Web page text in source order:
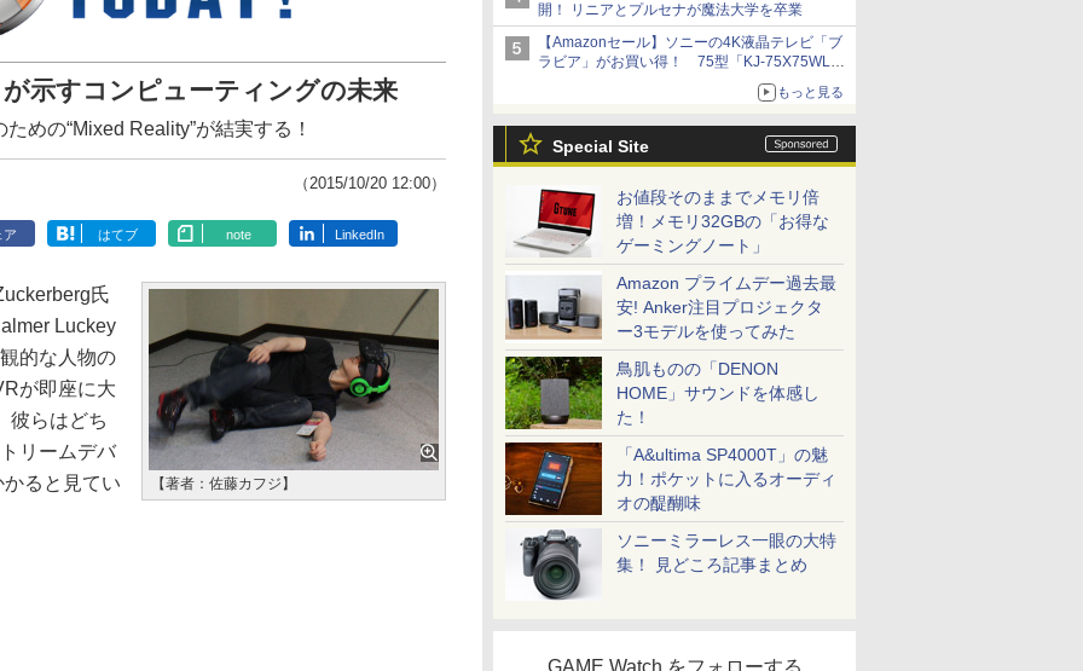
開！ リニアとプルセナが魔法大学を卒業
【Amazonセール】ソニーの4K液晶テレビ「ブ
ラビア」がお買い得！ 75型「KJ-75X75WL」
もっと見る
Special Site
お値段そのままでメモリ倍
増！メモリ32GBの「お得な
ゲーミングノート」
Amazon プライムデー過去最
安! Anker注目プロジェクタ
ー3モデルを使ってみた
鳥肌ものの「DENON
HOME」サウンドを体感し
た！
「A&ultima SP4000T」の魅
力！ポケットに入るオーディ
オの醍醐味
ソニーミラーレス一眼の大特
集！ 見どころ記事まとめ
GAME Watch をフォローする
示すコンピューティングの未来
めの“Mixed Reality”が結実する！
（2015/10/20 12:00）
ア はてブ note LinkedIn
【著者：佐藤カフジ】
氏
Luckey
的な人物の
が即座に大
彼らはどち
リームデバ
ると見てい